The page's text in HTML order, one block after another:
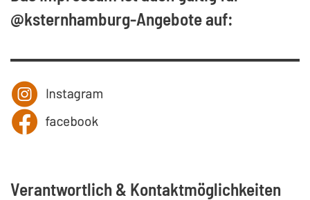
@ksternhamburg-Angebote auf:
Verantwortlich & Kontaktmöglichkeiten